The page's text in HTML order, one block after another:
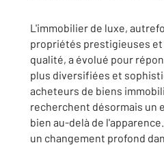
L'immobilier de luxe,
propriétés prestigieuses et
qualité, a évolué pour
plus diversifiées et
acheteurs de biens
recherchent désormais un
bien au-delà de
un changement profond